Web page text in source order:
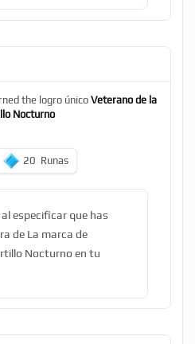
the logro único Veterano de la
Nocturno
20 Runas
especificar que has
de La marca de
Nocturno en tu